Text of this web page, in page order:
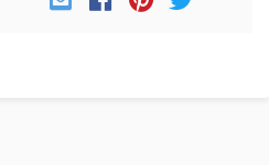
Pinterest